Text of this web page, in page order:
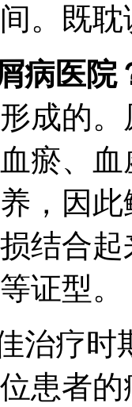
。既
病医院
成的
瘀、
，因
结合
证型。
疗时
患者